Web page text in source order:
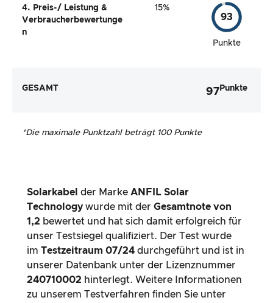
4. Preis-/ Leistung &
Verbraucherbewertunge
n
15%
93
Punkte
GESAMT 97 Punkte
*Die maximale Punktzahl beträgt 100 Punkte
Solarkabel der Marke ANFIL Solar
Technology wurde mit der Gesamtnote von
1,2 bewertet und hat sich damit erfolgreich für
unser Testsiegel qualifiziert. Der Test wurde
im Testzeitraum 07/24 durchgeführt und ist in
unserer Datenbank unter der Lizenznummer
240710002 hinterlegt. Weitere Informationen
zu unserem Testverfahren finden Sie unter